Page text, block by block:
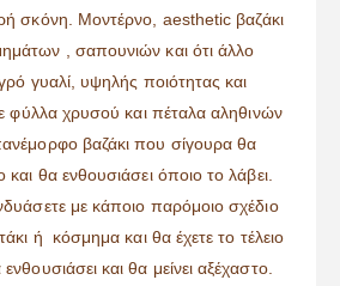
σκόνη. Μοντέρνο, aesthetic βαζάκι
, σαπουνιών και ότι άλλο
γυαλί, υψηλής ποιότητας και
φύλλα χρυσού και πέταλα αληθινών
βαζάκι που σίγουρα θα
θα ενθουσιάσει όποιο το λάβει.
με κάποιο παρόμοιο σχέδιο
ή κόσμημα και θα έχετε το τέλειο
και θα μείνει αξέχαστο.